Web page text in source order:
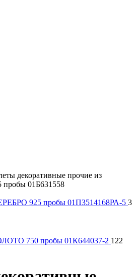
декоративные прочие из
01Б631558
925 пробы 01П3514168РА-5 3
750 пробы 01К644037-2 122